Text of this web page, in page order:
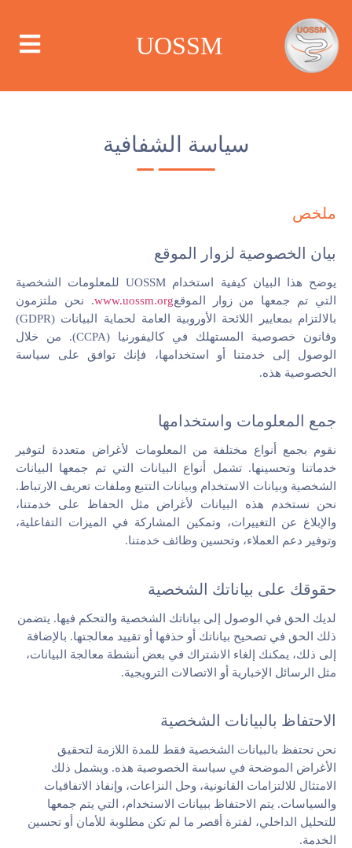
UOSSM
الحملات
مركز الإعلام
تواصل معنا
سياسة الشفافية
ملخص
بيان الخصوصية لزوار الموقع
يوضح هذا البيان كيفية استخدام UOSSM للمعلومات الشخصية
التي تم جمعها من زوار الموقعwww.uossm.org. نحن ملتزمون
بالالتزام بمعايير اللائحة الأوروبية العامة لحماية البيانات (GDPR)
وقانون خصوصية المستهلك في كاليفورنيا (CCPA). من خلال
الوصول إلى خدمتنا أو استخدامها، فإنك توافق على سياسة
الخصوصية هذه.
جمع المعلومات واستخدامها
نقوم بجمع أنواع مختلفة من المعلومات لأغراض متعددة لتوفير
خدماتنا وتحسينها. تشمل أنواع البيانات التي تم جمعها البيانات
الشخصية وبيانات الاستخدام وبيانات التتبع وملفات تعريف الارتباط.
نحن نستخدم هذه البيانات لأغراض مثل الحفاظ على خدمتنا،
والإبلاغ عن التغييرات، وتمكين المشاركة في الميزات التفاعلية،
وتوفير دعم العملاء، وتحسين وظائف خدمتنا.
حقوقك على بياناتك الشخصية
لديك الحق في الوصول إلى بياناتك الشخصية والتحكم فيها. يتضمن
ذلك الحق في تصحيح بياناتك أو حذفها أو تقييد معالجتها. بالإضافة
إلى ذلك، يمكنك إلغاء الاشتراك في بعض أنشطة معالجة البيانات،
مثل الرسائل الإخبارية أو الاتصالات الترويجية.
الاحتفاظ بالبيانات الشخصية
نحن نحتفظ بالبيانات الشخصية فقط للمدة اللازمة لتحقيق
الأغراض الموضحة في سياسة الخصوصية هذه. ويشمل ذلك
الامتثال للالتزامات القانونية، وحل النزاعات، وإنفاذ الاتفاقيات
والسياسات. يتم الاحتفاظ ببيانات الاستخدام، التي يتم جمعها
للتحليل الداخلي، لفترة أقصر ما لم تكن مطلوبة للأمان أو تحسين
الخدمة.